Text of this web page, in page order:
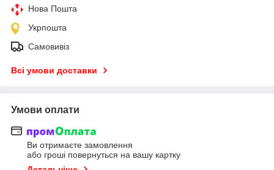
Нова Пошта
Укрпошта
Самовивіз
Всі умови доставки
Умови оплати
Ви отримаєте замовлення
або гроші повернуться на вашу картку